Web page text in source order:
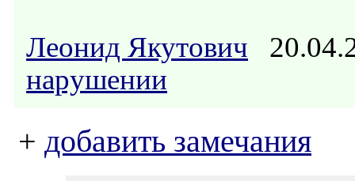
Леонид Якутович
нарушении
+ добавить замечания